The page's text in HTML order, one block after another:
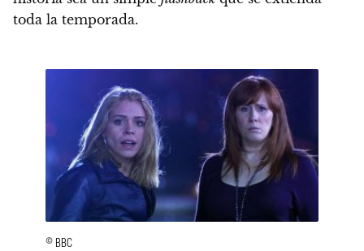
toda la temporada.
© BBC